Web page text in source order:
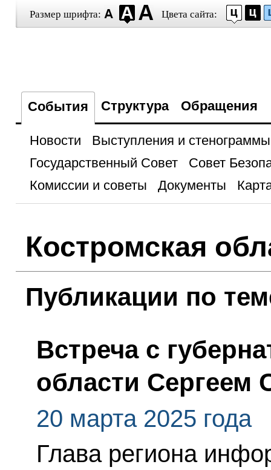
Размер шрифта: Цвета сайта:
События Структура Обращения
Новости
Выступления и стенограммы
Государственный Совет
Совет
Комиссии и советы
Документы
Костромская
Публикации по
Встреча с
области Сергеем
20 марта 2025 года
Глава региона